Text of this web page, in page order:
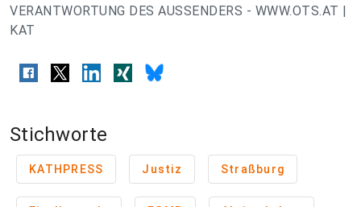
VERANTWORTUNG DES AUSSENDERS - WWW.OTS.AT |
KAT
Stichworte
KATHPRESS Justiz Straßburg